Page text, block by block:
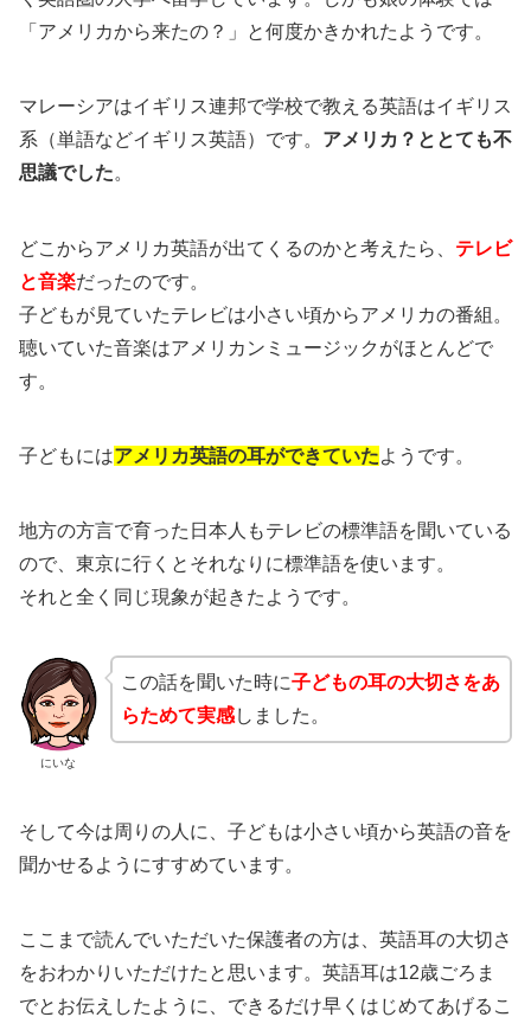
「アメリカから来たの？」と何度かきかれたようです。
マレーシアはイギリス連邦で学校で教える英語はイギリス
系（単語などイギリス英語）です。 アメリカ？ととても不
思議でした。
どこからアメリカ英語が出てくるのかと考えたら、 テレビ
と音楽だったのです。
子どもが見ていたテレビは小さい頃からアメリカの番組。
聴いていた音楽はアメリカンミュージックがほとんどで
す。
子どもにはアメリカ英語の耳ができていたようです。
地方の方言で育った日本人もテレビの標準語を聞いている
ので、東京に行くとそれなりに標準語を使います。
それと全く同じ現象が起きたようです。
にいな
この話を聞いた時に子どもの耳の大切さをあ
らためて実感しました。
そして今は周りの人に、子どもは小さい頃から英語の音を
聞かせるようにすすめています。
ここまで読んでいただいた保護者の方は、英語耳の大切さ
をおわかりいただけたと思います。英語耳は12歳ごろま
でとお伝えしたように、できるだけ早くはじめてあげるこ